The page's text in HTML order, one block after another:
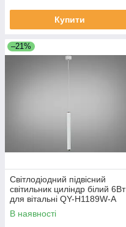
Купити
–21%
Світлодіодний підвісний
світильник циліндр білий 6Вт
для вітальні QY-H1189W-A
В наявності